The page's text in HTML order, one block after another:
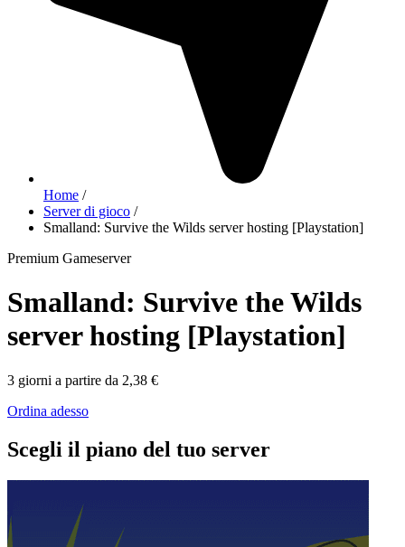
Home /
Server di gioco /
Smalland: Survive the Wilds server hosting [Playstation]
Premium Gameserver
Smalland: Survive the Wilds
server hosting [Playstation]
3 giorni a partire da 2,38 €
Ordina adesso
Scegli il piano del tuo server